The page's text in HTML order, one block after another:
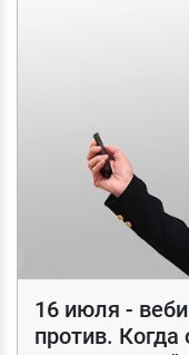
16 июля -
против. Когда